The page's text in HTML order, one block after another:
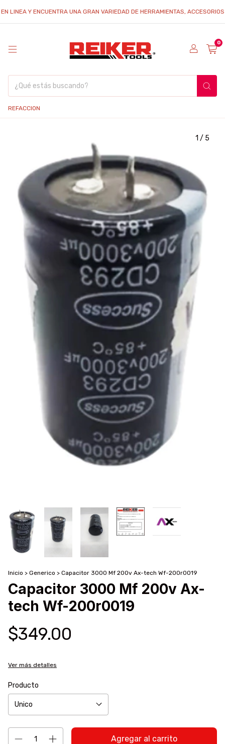
Y ENCUENTRA UNA GRAN VARIEDAD DE HERRAMIENTAS, ACCESORIOS Y
0
REFACCION
1 / 5
Inicio > Generico > Capacitor 3000 Mf 200v Ax-tech Wf-200r0019
Capacitor 3000 Mf 200v Ax-
tech Wf-200r0019
$349.00
Ver más detalles
Producto